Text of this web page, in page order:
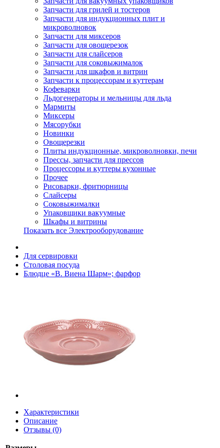
Запчасти для грилей и тостеров
Запчасти для индукционных плит и
микроволновок
Запчасти для миксеров
Запчасти для овощерезок
Запчасти для слайсеров
Запчасти для соковыжималок
Запчасти для шкафов и витрин
Запчасти к процессорам и куттерам
Кофеварки
Льдогенераторы и мельницы для льда
Мармиты
Миксеры
Мясорубки
Новинки
Овощерезки
Плиты индукционные, микроволновки, печи
Прессы, запчасти для прессов
Процессоры и куттеры кухонные
Прочее
Рисоварки, фритюрницы
Слайсеры
Соковыжималки
Упаковщики вакуумные
Шкафы и витрины
Показать все Электрооборудование
Для сервировки
Столовая посуда
Блюдце «В. Виена Шарм»; фарфор
Характеристики
Описание
Отзывы (0)